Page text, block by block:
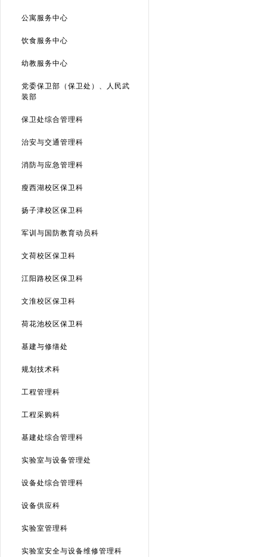
公寓服务中心
饮食服务中心
幼教服务中心
党委保卫部（保卫处）、人民武
装部
保卫处综合管理科
治安与交通管理科
消防与应急管理科
瘦西湖校区保卫科
扬子津校区保卫科
军训与国防教育动员科
文荷校区保卫科
江阳路校区保卫科
文淮校区保卫科
荷花池校区保卫科
基建与修缮处
规划技术科
工程管理科
工程采购科
基建处综合管理科
实验室与设备管理处
设备处综合管理科
设备供应科
实验室管理科
实验室安全与设备维修管理科